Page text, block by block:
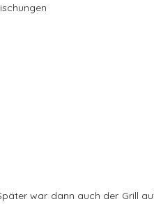
war dann auch der Grill